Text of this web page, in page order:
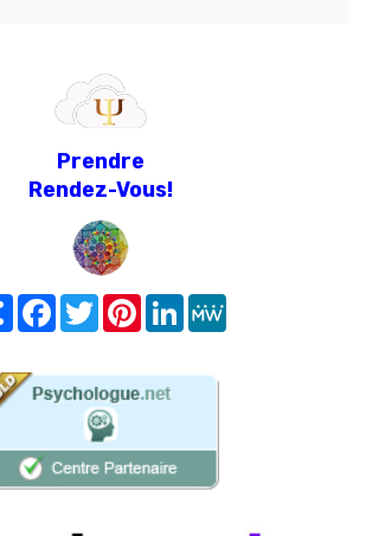
Prendre
Rendez-Vous!
Share FacebookTwitterPinterest
LinkedIn